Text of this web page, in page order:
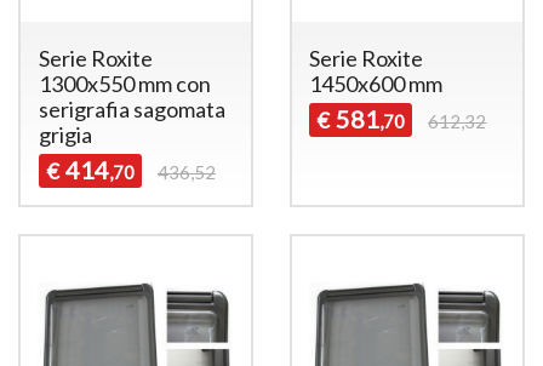
Serie Roxite
1300x550 mm con
serigrafia sagomata
grigia
€ 414,70 436,52
Serie Roxite
1450x600 mm
€ 581,70 612,32